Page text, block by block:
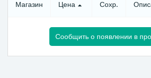
Магазин Цена Сохр.
Сообщить о появлении в